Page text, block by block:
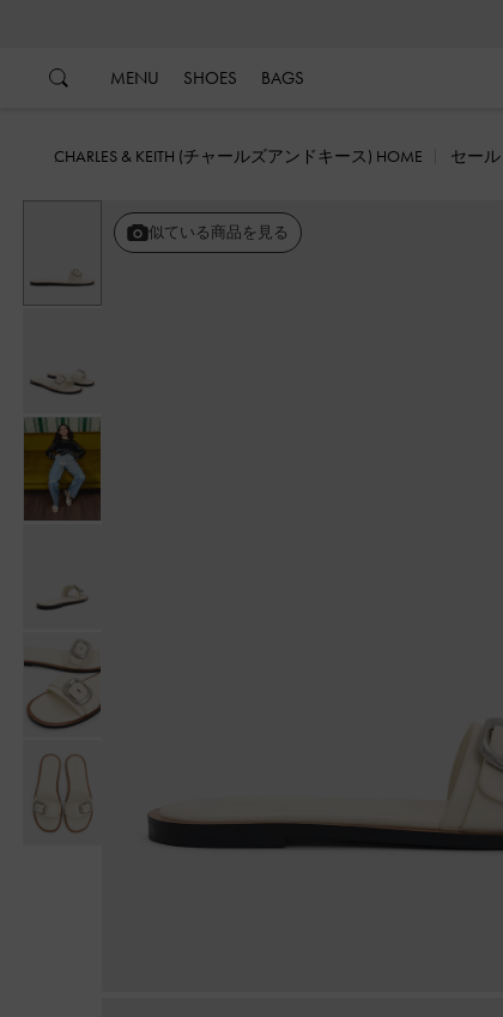
MENU SHOES BAGS
CHARLES & KEITH (チャールズアンドキース) HOME セール
似ている商品を見る